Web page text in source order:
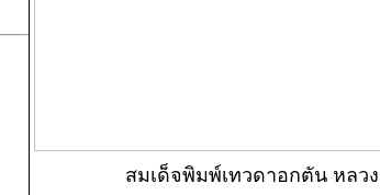
ลงพระเครื่องไม่จำกัดจำนวน ::สมัครส